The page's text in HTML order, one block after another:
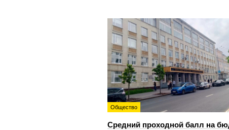
Общество
Средний проходной балл на